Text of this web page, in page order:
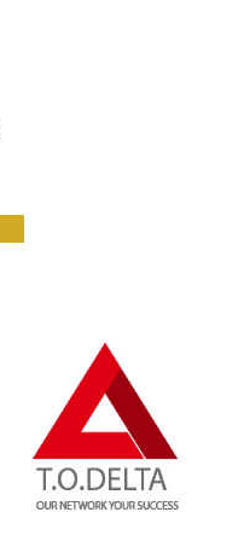
L’uscita di scena di